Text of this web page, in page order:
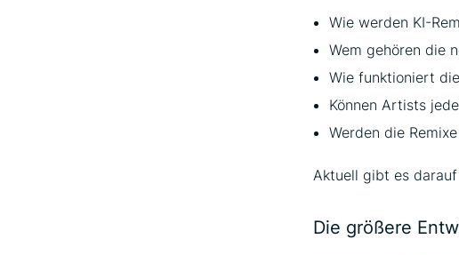
Wie werden KI-
Wem gehören die
Wie funktioniert
Können Artists
Werden die
Aktuell gibt es
Die größere